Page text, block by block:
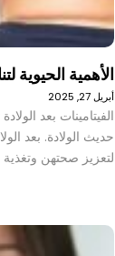
الأهمية الحيوية
أبريل 27, 2025
الفيتامينات بعد
حديث الولادة. بعد
لتعزيز صحتهن